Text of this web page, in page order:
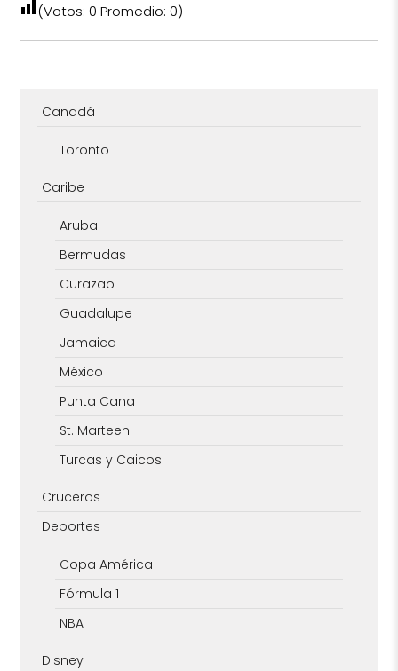
(Votos:0 Promedio:0)
Canadá
Toronto
Caribe
Aruba
Bermudas
Curazao
Guadalupe
Jamaica
México
Punta Cana
St. Marteen
Turcas y Caicos
Cruceros
Deportes
Copa América
Fórmula 1
NBA
Disney